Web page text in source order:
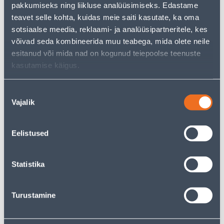
pakkumiseks ning liikluse analüüsimiseks. Edastame
teavet selle kohta, kuidas meie saiti kasutate, ka oma
sotsiaalse meedia, reklaami- ja analüüsipartneritele, kes
võivad seda kombineerida muu teabega, mida olete neile
esitanud või mida nad on kogunud teiepoolse teenuste
kasutamise käigus.
valik
Vajalik
Eelistused
Statistika
Turustamine
See availability
• 14-päevane tagastusõigus.
• HANKIJA LAOST TELLITAV TOODE
Courier service to home from 3,69 € from 16.08.2026
Description
Specification
Transport